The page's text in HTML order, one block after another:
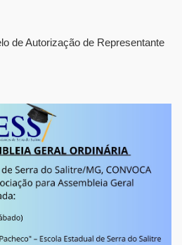
de Autorização de Representante